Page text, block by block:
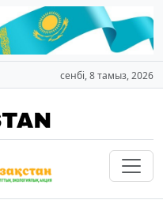
сенбі, 8 тамыз, 2026